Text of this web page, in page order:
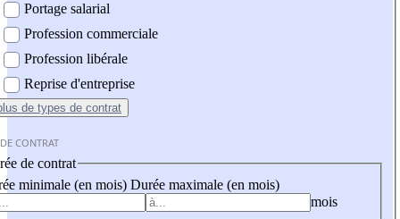
Portage salarial
Profession commerciale
Profession libérale
Reprise d'entreprise
de types de contrat
CONTRAT
de contrat
minimale (en mois) Durée maximale (en mois)
mois